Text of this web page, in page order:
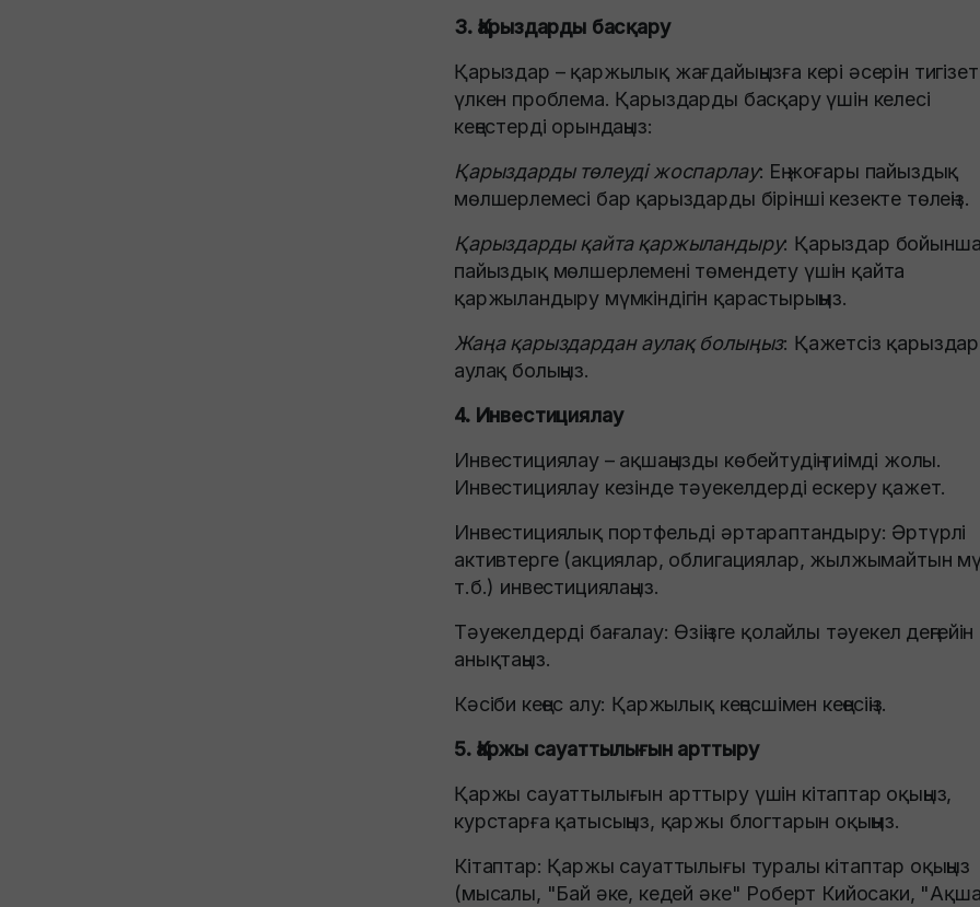
3. Қарыздарды басқару
Қарыздар – қаржылық жағдайыңызға кері әсерін
үлкен проблема. Қарыздарды басқару үшін келесі
кеңестерді орындаңыз:
Қарыздарды төлеуді жоспарлау: Ең жоғары пайыздық
мөлшерлемесі бар қарыздарды бірінші кезекте төлеңіз.
Қарыздарды қайта қаржыландыру: Қарыздар
пайыздық мөлшерлемені төмендету үшін қайта
қаржыландыру мүмкіндігін қарастырыңыз.
Жаңа қарыздардан аулақ болыңыз: Қажетсіз
аулақ болыңыз.
4. Инвестициялау
Инвестициялау – ақшаңызды көбейтудің тиімді жолы.
Инвестициялау кезінде тәуекелдерді ескеру қажет.
Инвестициялық портфельді әртараптандыру: Әртүрлі
активтерге (акциялар, облигациялар, жылжымайтын
т.б.) инвестициялаңыз.
Тәуекелдерді бағалау: Өзіңізге қолайлы тәуекел деңгейін
анықтаңыз.
Кәсіби кеңес алу: Қаржылық кеңесшімен кеңесіңіз.
5. Қаржы сауаттылығын арттыру
Қаржы сауаттылығын арттыру үшін кітаптар оқыңыз,
курстарға қатысыңыз, қаржы блогтарын оқыңыз.
Кітаптар: Қаржы сауаттылығы туралы кітаптар оқыңыз
(мысалы, "Бай әке, кедей әке" Роберт Кийосаки,